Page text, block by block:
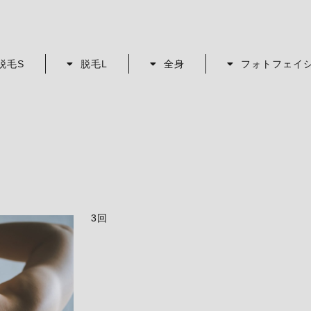
毛S 脱毛L 全身 フォトフェイ
3回